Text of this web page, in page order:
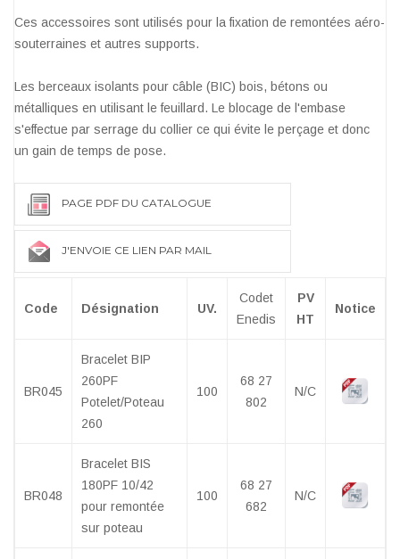
Ces accessoires sont utilisés pour la fixation de remontées aéro-
souterraines et autres supports.
Les berceaux isolants pour câble (BIC) bois, bétons ou
métalliques en utilisant le feuillard. Le blocage de l'embase
s'effectue par serrage du collier ce qui évite le perçage et donc
un gain de temps de pose.
PAGE PDF DU CATALOGUE
J'ENVOIE CE LIEN PAR MAIL
Code Désignation UV.
Codet
Enedis
PV
HT
Notice
BR045
Bracelet BIP
260PF
Potelet/Poteau
260
100
68 27
802
N/C
BR048
Bracelet BIS
180PF 10/42
pour remontée
sur poteau
100
68 27
682
N/C